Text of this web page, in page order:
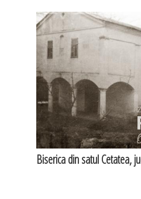
Biserica din satul Cetatea,